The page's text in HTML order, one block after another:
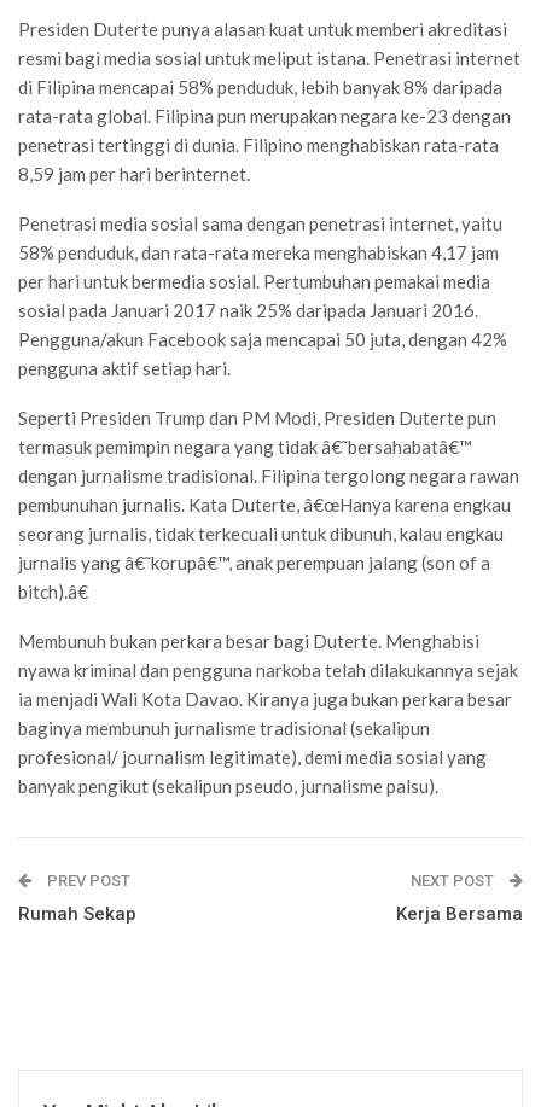
Presiden Duterte punya alasan kuat untuk memberi akreditasi
resmi bagi media sosial untuk meliput istana. Penetrasi internet
di Filipina mencapai 58% penduduk, lebih banyak 8% daripada
rata-rata global. Filipina pun merupakan negara ke-23 dengan
penetrasi tertinggi di dunia. Filipino menghabiskan rata-rata
8,59 jam per hari berinternet.
Penetrasi media sosial sama dengan penetrasi internet, yaitu
58% penduduk, dan rata-rata mereka menghabiskan 4,17 jam
per hari untuk bermedia sosial. Pertumbuhan pemakai media
sosial pada Januari 2017 naik 25% daripada Januari 2016.
Pengguna/akun Facebook saja mencapai 50 juta, dengan 42%
pengguna aktif setiap hari.
Seperti Presiden Trump dan PM Modi, Presiden Duterte pun
termasuk pemimpin negara yang tidak â€˜bersahabatâ€™
dengan jurnalisme tradisional. Filipina tergolong negara rawan
pembunuhan jurnalis. Kata Duterte, â€œHanya karena engkau
seorang jurnalis, tidak terkecuali untuk dibunuh, kalau engkau
jurnalis yang â€˜korupâ€™, anak perempuan jalang (son of a
bitch).â€
Membunuh bukan perkara besar bagi Duterte. Menghabisi
nyawa kriminal dan pengguna narkoba telah dilakukannya sejak
ia menjadi Wali Kota Davao. Kiranya juga bukan perkara besar
baginya membunuh jurnalisme tradisional (sekalipun
profesional/ journalism legitimate), demi media sosial yang
banyak pengikut (sekalipun pseudo, jurnalisme palsu).
PREV POST
Rumah Sekap
NEXT POST
Kerja Bersama